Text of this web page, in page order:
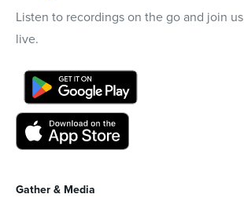
Listen to recordings on the go and join us
live.
Gather & Media